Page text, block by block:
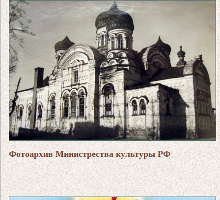
Фотоархив Министрества культуры РФ